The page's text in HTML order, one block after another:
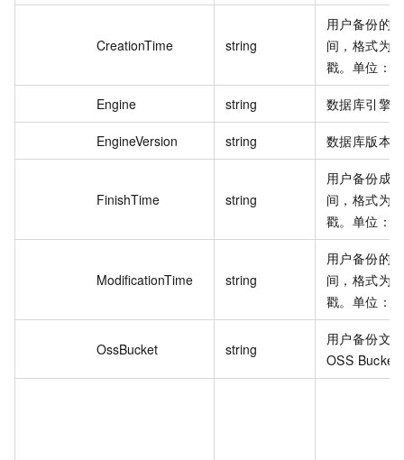
CreationTime string
用户备份的
间，格式为
戳。单位：
Engine string 数据库引擎。
EngineVersion string 数据库版本。
FinishTime string
用户备份成
间，格式为
戳。单位：
ModificationTime string
用户备份的
间，格式为
戳。单位：
OssBucket string
用户备份文
OSS Bucket